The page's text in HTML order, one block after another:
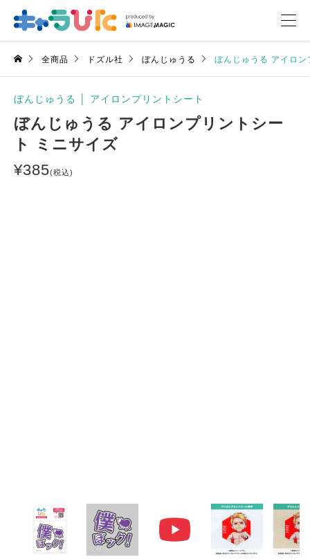
全商品 ドズル社 ぼんじゅうる ぼんじゅうる アイロ
ぼんじゅうる アイロンプリントシート
ぼんじゅうる アイロンプリントシー
ト ミニサイズ
¥385(税込)